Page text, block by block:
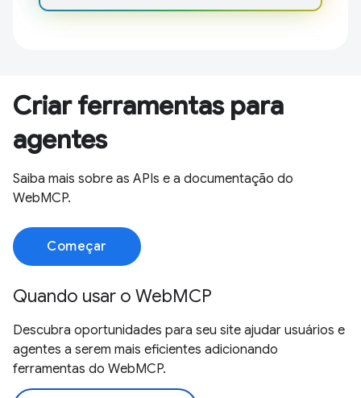
Criar ferramentas para
agentes
Saiba mais sobre as APIs e a documentação do
WebMCP.
Começar
Quando usar o WebMCP
Descubra oportunidades para seu site ajudar usuários e
agentes a serem mais eficientes adicionando
ferramentas do WebMCP.